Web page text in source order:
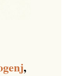
,